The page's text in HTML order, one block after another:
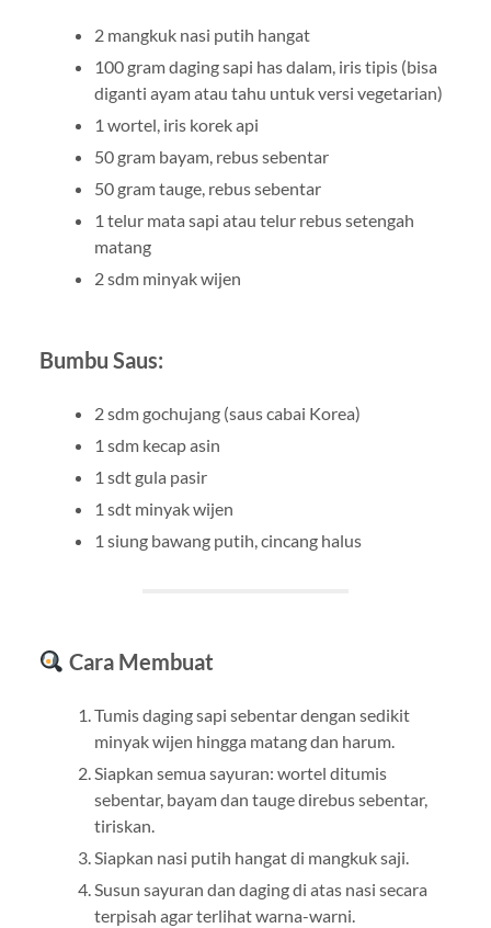
2 mangkuk nasi putih hangat
100 gram daging sapi has dalam, iris tipis (bisa
diganti ayam atau tahu untuk versi vegetarian)
1 wortel, iris korek api
50 gram bayam, rebus sebentar
50 gram tauge, rebus sebentar
1 telur mata sapi atau telur rebus setengah
matang
2 sdm minyak wijen
Bumbu Saus:
2 sdm gochujang (saus cabai Korea)
1 sdm kecap asin
1 sdt gula pasir
1 sdt minyak wijen
1 siung bawang putih, cincang halus
Cara Membuat
Tumis daging sapi sebentar dengan sedikit
minyak wijen hingga matang dan harum.
Siapkan semua sayuran: wortel ditumis
sebentar, bayam dan tauge direbus sebentar,
tiriskan.
Siapkan nasi putih hangat di mangkuk saji.
Susun sayuran dan daging di atas nasi secara
terpisah agar terlihat warna-warni.